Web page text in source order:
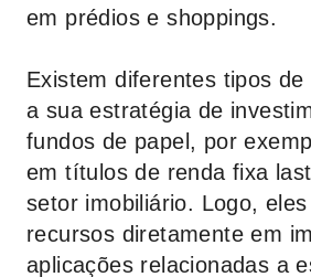
em prédios e shoppings.
Existem diferentes tipos
a sua estratégia de
fundos de papel, por
em títulos de renda fixa
setor imobiliário. Logo,
recursos diretamente em
aplicações relacionadas a